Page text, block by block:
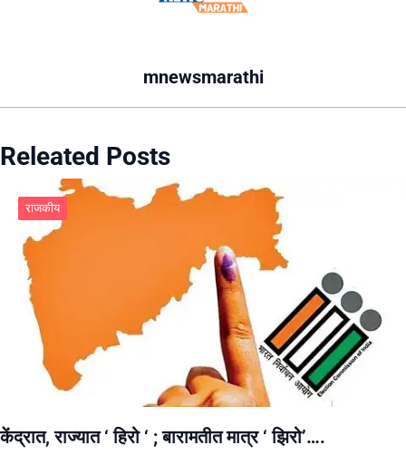
mnewsmarathi
Releated Posts
राजकीय
केंद्रात, राज्यात ‘ हिरो ‘ ; बारामतीत मात्र ‘ झिरो’….